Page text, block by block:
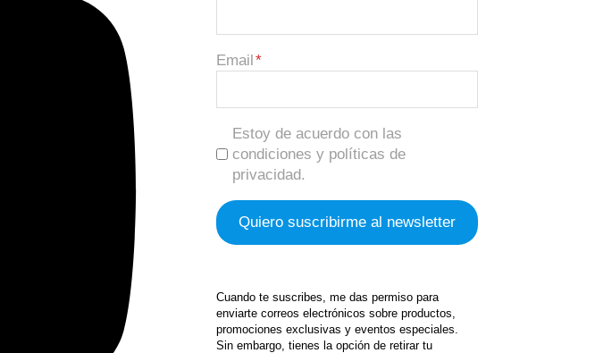
Email
Estoy de acuerdo con las
condiciones y políticas de
privacidad.
Cuando te suscribes, me das permiso para
enviarte correos electrónicos sobre productos,
promociones exclusivas y eventos especiales.
Sin embargo, tienes la opción de retirar tu